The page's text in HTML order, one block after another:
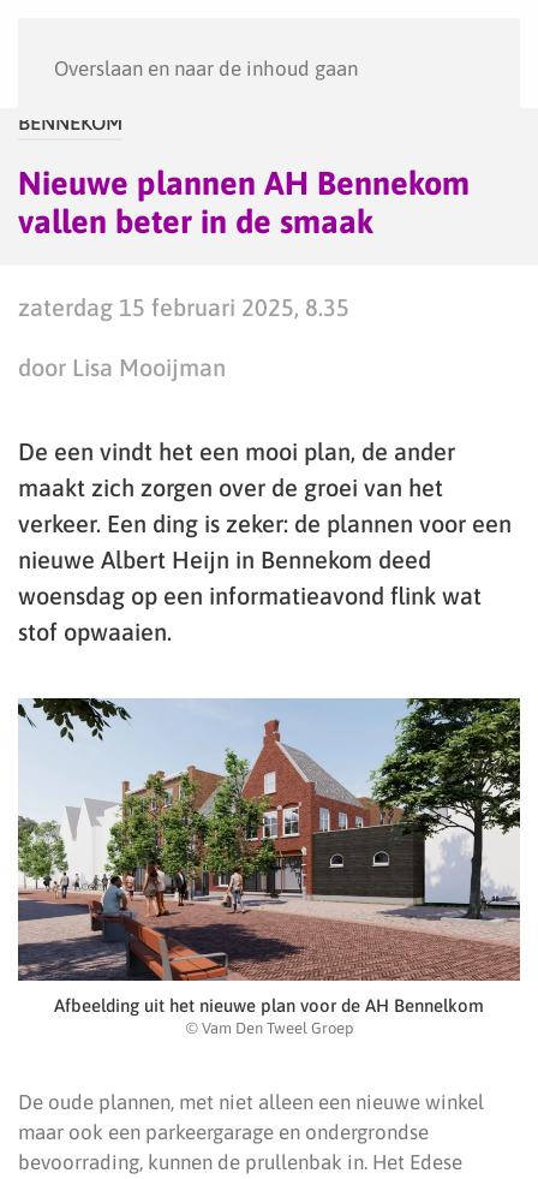
Overslaan en naar de inhoud gaan
BENNEKOM
Nieuwe plannen AH Bennekom
vallen beter in de smaak
zaterdag 15 februari 2025, 8.35
door Lisa Mooijman
De een vindt het een mooi plan, de ander
maakt zich zorgen over de groei van het
verkeer. Een ding is zeker: de plannen voor een
nieuwe Albert Heijn in Bennekom deed
woensdag op een informatieavond flink wat
stof opwaaien.
Afbeelding uit het nieuwe plan voor de AH Bennelkom
© Vam Den Tweel Groep
De oude plannen, met niet alleen een nieuwe winkel
maar ook een parkeergarage en ondergrondse
bevoorrading, kunnen de prullenbak in. Het Edese